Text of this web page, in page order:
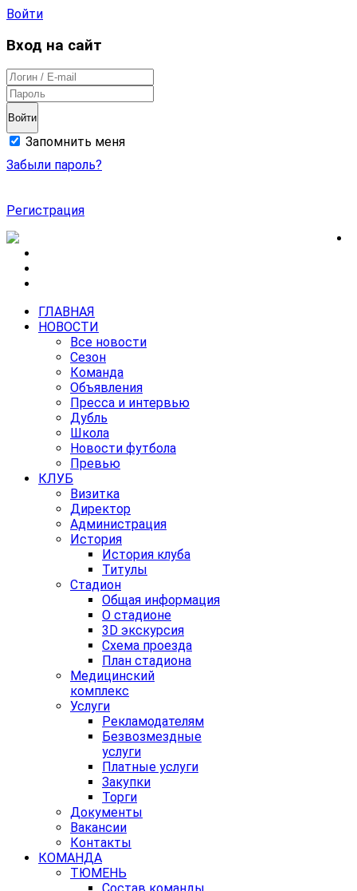
Войти
Вход на сайт
Войти
Запомнить меня
Забыли пароль?
Регистрация
ГЛАВНАЯ
НОВОСТИ
Все новости
Сезон
Команда
Объявления
Пресса и интервью
Дубль
Школа
Новости футбола
Превью
КЛУБ
Визитка
Директор
Администрация
История
История клуба
Титулы
Стадион
Общая информация
О стадионе
3D экскурсия
Схема проезда
План стадиона
Медицинский
комплекс
Услуги
Рекламодателям
Безвозмездные
услуги
Платные услуги
Закупки
Торги
Документы
Вакансии
Контакты
КОМАНДА
ТЮМЕНЬ